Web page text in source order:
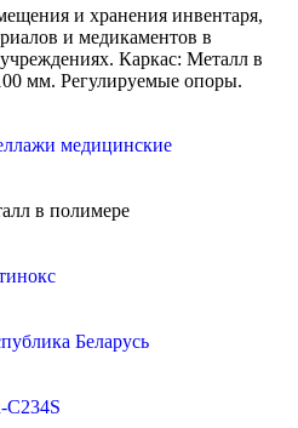
и хранения инвентаря,
и медикаментов в
Каркас: Металл в
мм. Регулируемые опоры.
медицинские
в полимере
Беларусь
C234S